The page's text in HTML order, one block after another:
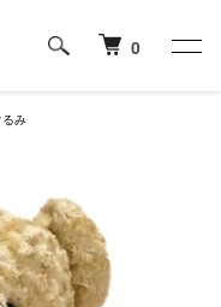
0
み